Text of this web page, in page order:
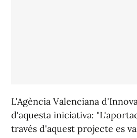
L'Agència Valenciana
d'aquesta iniciativa:
través d'aquest projecte es